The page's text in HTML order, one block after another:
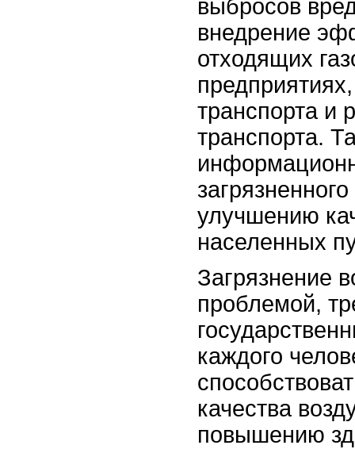
выбросов
внедрение
отходящих
транспорта и
транспорта.
улучшению
населенных
Загрязнение
проблемой,
каждого
качества
повышению